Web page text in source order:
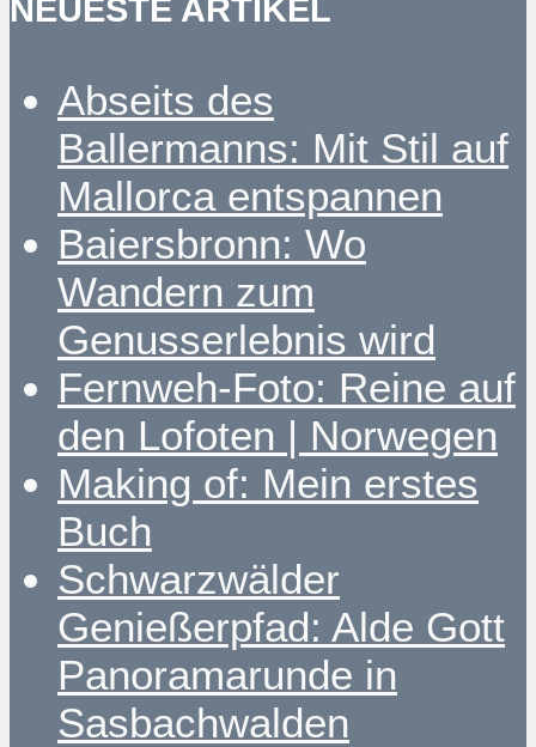
NEUESTE ARTIKEL
Abseits des
Ballermanns: Mit Stil auf
Mallorca entspannen
Baiersbronn: Wo
Wandern zum
Genusserlebnis wird
Fernweh-Foto: Reine auf
den Lofoten | Norwegen
Making of: Mein erstes
Buch
Schwarzwälder
Genießerpfad: Alde Gott
Panoramarunde in
Sasbachwalden